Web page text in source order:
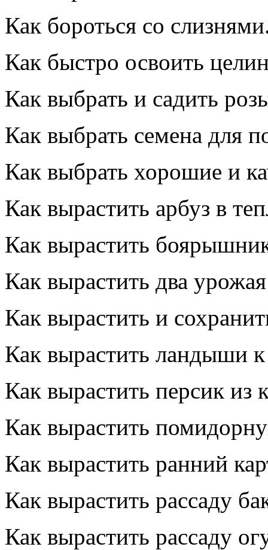
Как бороться со
Как быстро освоить
Как выбрать и садить
Как выбрать семена для
Как выбрать хорошие и
Как вырастить арбуз в
Как вырастить
Как вырастить два
Как вырастить и
Как вырастить ландыши
Как вырастить персик из
Как вырастить
Как вырастить ранний
Как вырастить рассаду
Как вырастить рассаду